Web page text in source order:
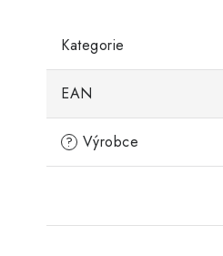
Kategorie
EAN
? Výrobce